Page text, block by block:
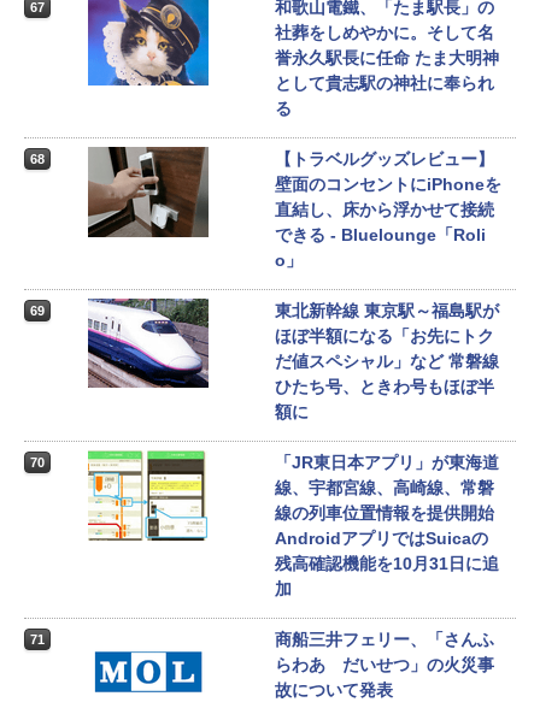
67
和歌山電鐵、「たま駅長」の
社葬をしめやかに。そして名
誉永久駅長に任命 たま大明神
として貴志駅の神社に奉られ
る
68
【トラベルグッズレビュー】
壁面のコンセントにiPhoneを
直結し、床から浮かせて接続
できる - Bluelounge「Roli
o」
69
東北新幹線 東京駅～福島駅が
ほぼ半額になる「お先にトク
だ値スペシャル」など 常磐線
ひたち号、ときわ号もほぼ半
額に
70
「JR東日本アプリ」が東海道
線、宇都宮線、高崎線、常磐
線の列車位置情報を提供開始
AndroidアプリではSuicaの
残高確認機能を10月31日に追
加
71
商船三井フェリー、「さんふ
らわあ だいせつ」の火災事
故について発表